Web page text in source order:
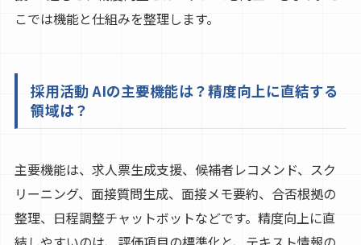
こでは機能と仕組みを整理します。
採用活動 AIの主要機能は？精度向上に直結する
領域は？
主要機能は、求人票生成支援、候補者レコメンド、スク
リーニング、面接質問生成、面接メモ要約、合否根拠の
整理、日程調整チャットボットなどです。精度向上に直